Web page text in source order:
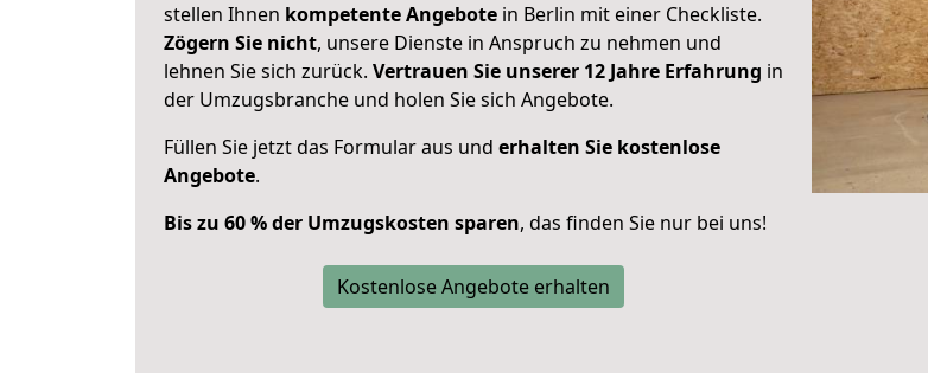
stellen Ihnen kompetente Angebote in Berlin mit einer Checkliste.
Zögern Sie nicht, unsere Dienste in Anspruch zu nehmen und
lehnen Sie sich zurück. Vertrauen Sie unserer 12 Jahre Erfahrung in
der Umzugsbranche und holen Sie sich Angebote.
Füllen Sie jetzt das Formular aus und erhalten Sie kostenlose
Angebote.
Bis zu 60 % der Umzugskosten sparen, das finden Sie nur bei uns!
Kostenlose Angebote erhalten